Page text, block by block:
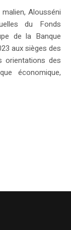
Alousséni
du Fonds
de la Banque
aux sièges des
orientations des
économique,